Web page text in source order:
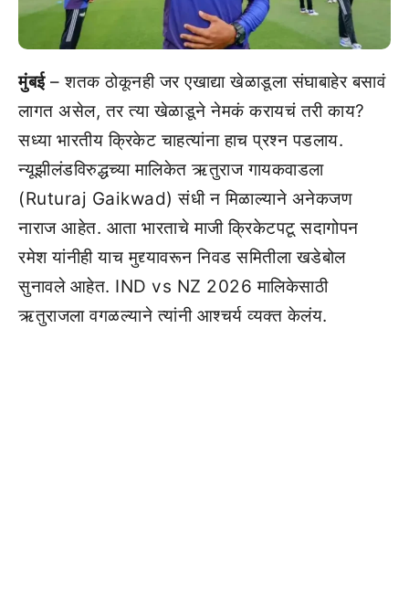
मुंबई– शतक ठोकूनही जर एखाद्या खेळाडूला संघाबाहेर बसावं
लागत असेल, तर त्या खेळाडूने नेमकं करायचं तरी काय?
सध्या भारतीय क्रिकेट चाहत्यांना हाच प्रश्न पडलाय.
न्यूझीलंडविरुद्धच्या मालिकेत ऋतुराज गायकवाडला
(Ruturaj Gaikwad) संधी न मिळाल्याने अनेकजण
नाराज आहेत. आता भारताचे माजी क्रिकेटपटू सदागोपन
रमेश यांनीही याच मुद्द्यावरून निवड समितीला खडेबोल
सुनावले आहेत. IND vs NZ 2026 मालिकेसाठी
ऋतुराजला वगळल्याने त्यांनी आश्चर्य व्यक्त केलंय.